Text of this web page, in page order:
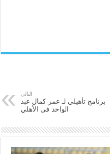
التالي
برنامج تأهيلي لـ عمر كمال عبد
الواحد فى الأهلي